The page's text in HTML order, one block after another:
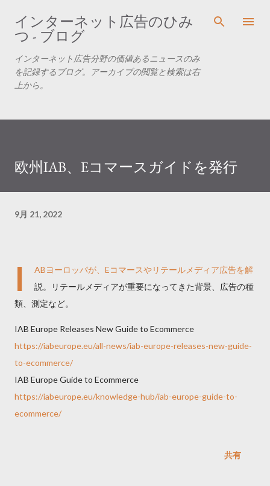
スキップしてメイン コンテンツに移動
インターネット広告のひみ
つ - ブログ
インターネット広告分野の価値あるニュースのみ
を記録するブログ。アーカイブの閲覧と検索は右
上から。
欧州IAB、Eコマースガイドを発行
9月 21, 2022
I
ABヨーロッパが、Eコマースやリテールメディア広告を解
説。リテールメディアが重要になってきた背景、広告の種
類、測定など。
IAB Europe Releases New Guide to Ecommerce
https://iabeurope.eu/all-news/iab-europe-releases-new-guide-
to-ecommerce/
IAB Europe Guide to Ecommerce
https://iabeurope.eu/knowledge-hub/iab-europe-guide-to-
ecommerce/
共有